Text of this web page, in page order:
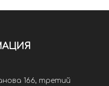
166, третий